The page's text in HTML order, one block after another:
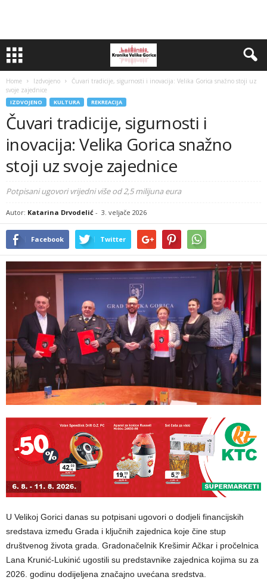
Home Izdvojeno
Čuvari tradicije, sigurnosti i inovacija: Velika Gorica snažno stoji uz
svoje zajednice
IZDVOJENO KULTURA REKREACIJA
Čuvari tradicije, sigurnosti i
inovacija: Velika Gorica snažno
stoji uz svoje zajednice
Potpisani ugovori vrijedni više od 2,5 milijuna eura
Autor: Katarina Drvodelić - 3. veljače 2026
Facebook Twitter
U Velikoj Gorici danas su potpisani ugovori o dodjeli financijskih
sredstava između Grada i ključnih zajednica koje čine stup
društvenog života grada. Gradonačelnik Krešimir Ačkar i pročelnica
Lana Krunić-Lukinić ugostili su predstavnike zajednica kojima su za
2026. godinu dodijeljena značajno uvećana sredstva.